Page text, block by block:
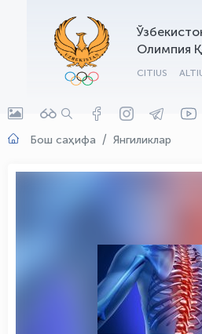
Олимпия
CITIUS
Бош саҳифа Янгиликлар
OLYMPCHIK AI - yordamchi
Онлайн · olympic.uz